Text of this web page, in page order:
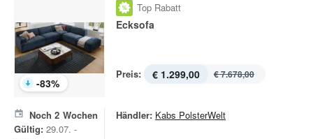
-83%
Top Rabatt
Ecksofa
Preis: € 1.299,00 € 7.678,00
Noch 2 Wochen
Gültig: 29.07. -
Händler: Kabs PolsterWelt